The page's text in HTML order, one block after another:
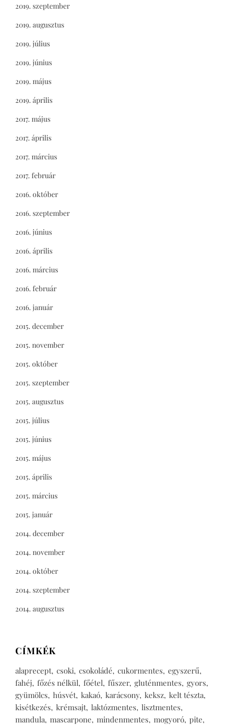
2019. szeptember
2019. augusztus
2019. július
2019. június
2019. május
2019. április
2017. május
2017. április
2017. március
2017. február
2016. október
2016. szeptember
2016. június
2016. április
2016. március
2016. február
2016. január
2015. december
2015. november
2015. október
2015. szeptember
2015. augusztus
2015. július
2015. június
2015. május
2015. április
2015. március
2015. január
2014. december
2014. november
2014. október
2014. szeptember
2014. augusztus
CÍMKÉK
alaprecept csoki csokoládé cukormentes egyszerű
fahéj főzés nélkül főétel fűszer gluténmentes gyors
gyümölcs húsvét kakaó karácsony keksz kelt tészta
kisétkezés krémsajt laktózmentes lisztmentes
mandula mascarpone mindenmentes mogyoró pite